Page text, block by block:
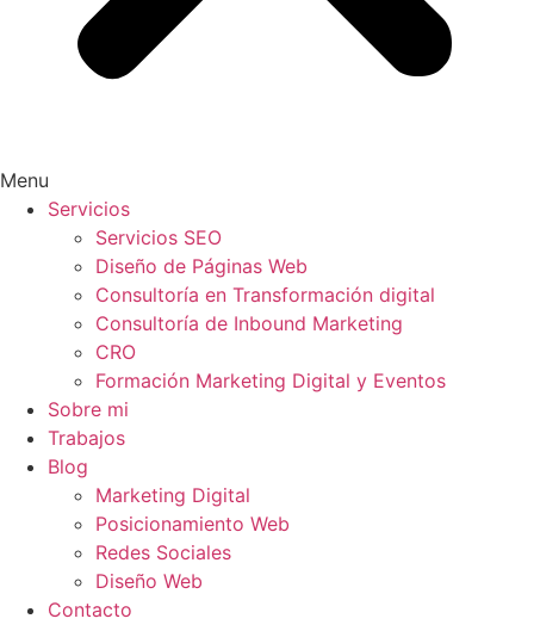
Menu
Servicios
Servicios SEO
Diseño de Páginas Web
Consultoría en Transformación digital
Consultoría de Inbound Marketing
CRO
Formación Marketing Digital y Eventos
Sobre mi
Trabajos
Blog
Marketing Digital
Posicionamiento Web
Redes Sociales
Diseño Web
Contacto